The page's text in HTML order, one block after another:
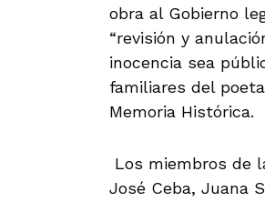
obra al Gobierno
“revisión y
inocencia sea
familiares del
Memoria Histórica.
Los miembros de
José Ceba, Juana